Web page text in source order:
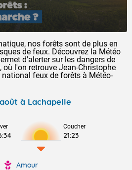
nos forêts sont de plus en
de feux. Découvrez la Météo
d'alerter sur les dangers de
l'on retrouve Jean-Christophe
feux de forêts à Météo-
à Lachapelle
Coucher
21:23
Amour